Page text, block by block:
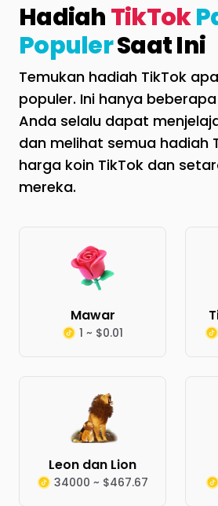
HadiahTikTok
PopulerSaat Ini
Temukan hadiah TikTok
populer. Ini hanya
Anda selalu dapat
dan melihat semua hadiah
harga koin TikTok dan
mereka.
Mawar
1 ~ $0.01
Leon dan Lion
34000 ~ $467.67